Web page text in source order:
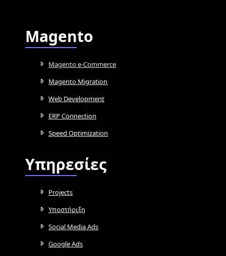
Magento
Magento e-Commerce
Magento Migration
Web Development
ERP Connection
Speed Optimization
Υπηρεσίες
Projects
Υποστήριξη
Social Media Ads
Google Ads